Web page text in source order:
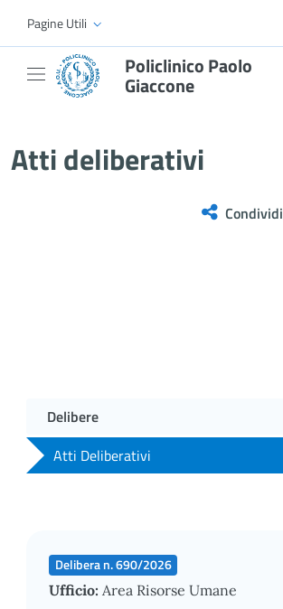
Skip to Main Content
Pagine Utili
Policlinico Paolo
Giaccone
Atti deliberativi
Condividi
Delibere
Atti Deliberativi
Delibera n. 690/2026
Ufficio: Area Risorse Umane